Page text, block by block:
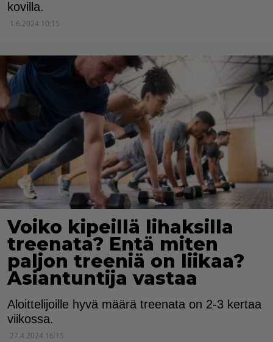
kovilla.
1.6.2024 10:15
Voiko kipeillä lihaksilla
treenata? Entä miten
paljon treeniä on liikaa?
Asiantuntija vastaa
Aloittelijoille hyvä määrä treenata on 2-3 kertaa
viikossa.
27.4.2024 16:15